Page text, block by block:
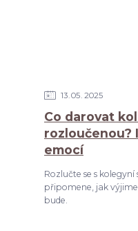
13 05 2025
Co darovat
rozloučenou?
emocí
Rozlučte se s
připomene, jak
bude.